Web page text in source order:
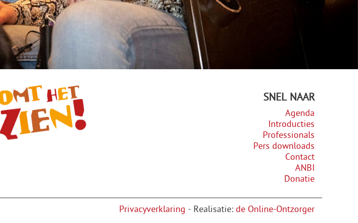
SNEL NAAR
Agenda
Introducties
Professionals
Pers downloads
Contact
ANBI
Donatie
Privacyverklaring - Realisatie: de Online-Ontzorger